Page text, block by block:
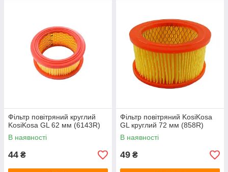
Фільтр повітряний круглий
KosiKosa GL 62 мм (6143R)
В наявності
44 ₴
Фільтр повітряний KosiKosa
GL круглий 72 мм (858R)
В наявності
49 ₴